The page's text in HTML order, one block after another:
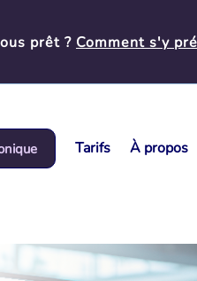
prêt ? Comment s'y
Tarifs À propos